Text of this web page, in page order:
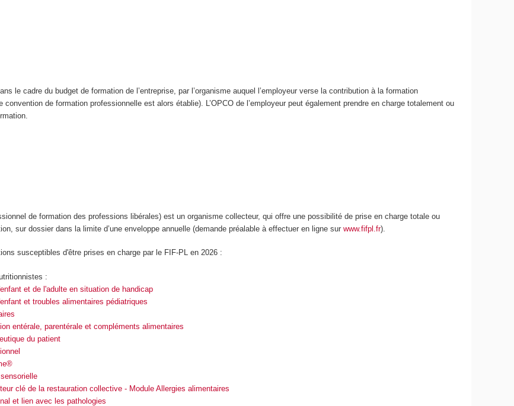
le cadre du budget de formation de l’entreprise, par l’organisme auquel l’employeur verse la contribution à la formation
convention de formation professionnelle est alors établie). L’OPCO de l’employeur peut également prendre en charge totalement ou
de formation des professions libérales) est un organisme collecteur, qui offre une possibilité de prise en charge totale ou
sur dossier dans la limite d’une enveloppe annuelle (demande préalable à effectuer en ligne surwww.fifpl.fr).
susceptibles d'être prises en charge par le FIF-PL en 2026 :
:
et de l'adulte en situation de handicap
et troubles alimentaires pédiatriques
entérale, parentérale et compléments alimentaires
du patient
clé de la restauration collective - Module Allergies alimentaires
et lien avec les pathologies